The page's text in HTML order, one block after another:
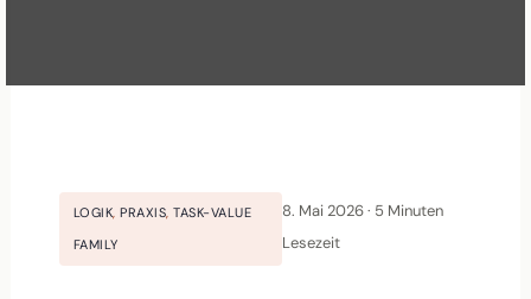
LOGIK ,PRAXIS ,TASK-VALUE
FAMILY
8. Mai 2026 · 5 Minuten
Lesezeit